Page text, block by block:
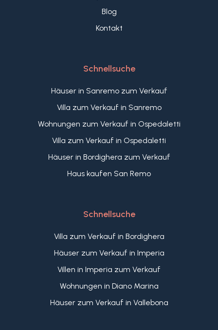
Blog
Kontakt
Schnellsuche
Häuser in Sanremo zum Verkauf
Villa zum Verkauf in Sanremo
Wohnungen zum Verkauf in Ospedaletti
Villa zum Verkauf in Ospedaletti
Häuser in Bordighera zum Verkauf
Haus kaufen San Remo
Schnellsuche
Villa zum Verkauf in Bordighera
Häuser zum Verkauf in Imperia
Villen in Imperia zum Verkauf
Wohnungen in Diano Marina
Häuser zum Verkauf in Vallebona